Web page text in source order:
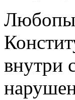
внутри